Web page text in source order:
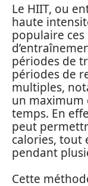
Le HIIT, ou
haute
populaire ces
périodes de
périodes de
multiples,
un maximum
temps. En
peut
calories, tout
pendant
Cette